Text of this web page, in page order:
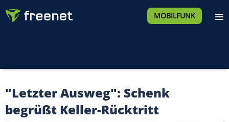
MOBILFUNK
"Letzter Ausweg": Schenk
begrüßt Keller-Rücktritt